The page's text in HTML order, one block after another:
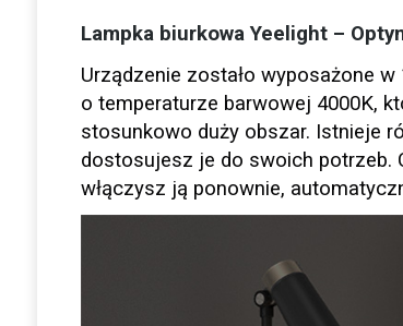
Lampka biurkowa Yeelight –
Urządzenie zostało wyposażone
o temperaturze barwowej 4000K,
stosunkowo duży obszar. Istnieje
dostosujesz je do swoich potrzeb.
włączysz ją ponownie,